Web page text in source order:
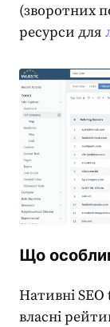
(зворотних
ресурси для
Що
НативніSEO
власні